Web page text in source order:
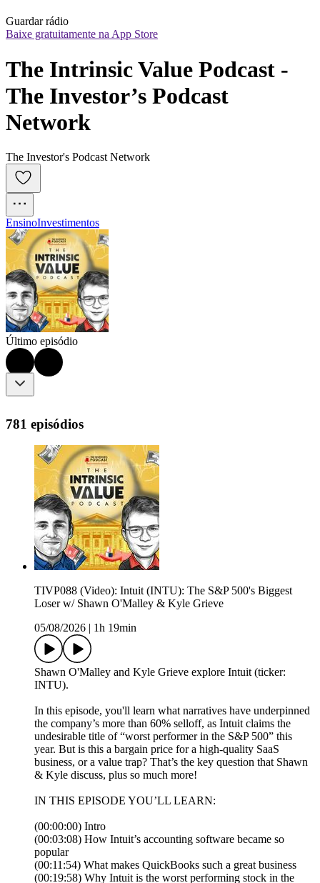
Guardar rádio
Baixe gratuitamente na App Store
The Intrinsic Value Podcast -
The Investor’s Podcast
Network
The Investor's Podcast Network
EnsinoInvestimentos
Último episódio
781 episódios
TIVP088 (Video): Intuit (INTU): The S&P 500's Biggest
Loser w/ Shawn O'Malley & Kyle Grieve
05/08/2026
1h 19min
Shawn O'Malley and Kyle Grieve explore Intuit (ticker:
INTU).
In this episode, you'll learn what narratives have underpinned
the company’s more than 60% selloff, as Intuit claims the
undesirable title of “worst performer in the S&P 500” this
year. But is this a bargain price for a high-quality SaaS
business, or a value trap? That’s the key question that Shawn
& Kyle discuss, plus so much more!
IN THIS EPISODE YOU’LL LEARN:
(00:00:00) Intro
(00:03:08) How Intuit’s accounting software became so
popular
(00:11:54) What makes QuickBooks such a great business
(00:19:58) Why Intuit is the worst performing stock in the